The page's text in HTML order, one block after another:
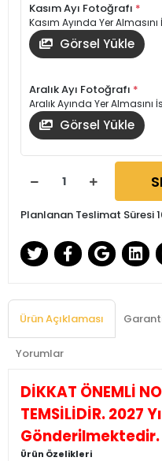
Kasım Ayı Fotoğrafı *
Kasım Ayında Yer
Görsel Yükle
Aralık Ayı Fotoğrafı *
Aralık Ayında Yer
Görsel Yükle
Planlanan Teslimat Süresi
Ürün Açıklaması
Yorumlar
DİKKAT ÖNEMLİ
TEMSİLİDİR. 2027
Gönderilmektedir.
Ürün Özelikleri